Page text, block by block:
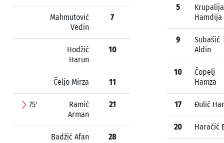
Mahmutović
Vedin
7
Hodžić
Harun
10
Čeljo Mirza 11
75'
Ramić
Arman
21
Badžić Afan 28
5
Krupalija
Hamdija
9
Subašić
Aldin
10
Čopelj
Hamza
17 Đulić
20 Haračić